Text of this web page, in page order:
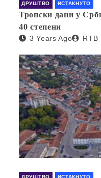
ДРУШТВО ИСТАКНУТО
Тропски дани у
40 степени
3 Years Ago RTB